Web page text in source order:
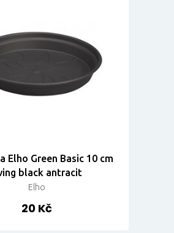
Elho Green Basic 10 cm
black antracit
Elho
20 Kč